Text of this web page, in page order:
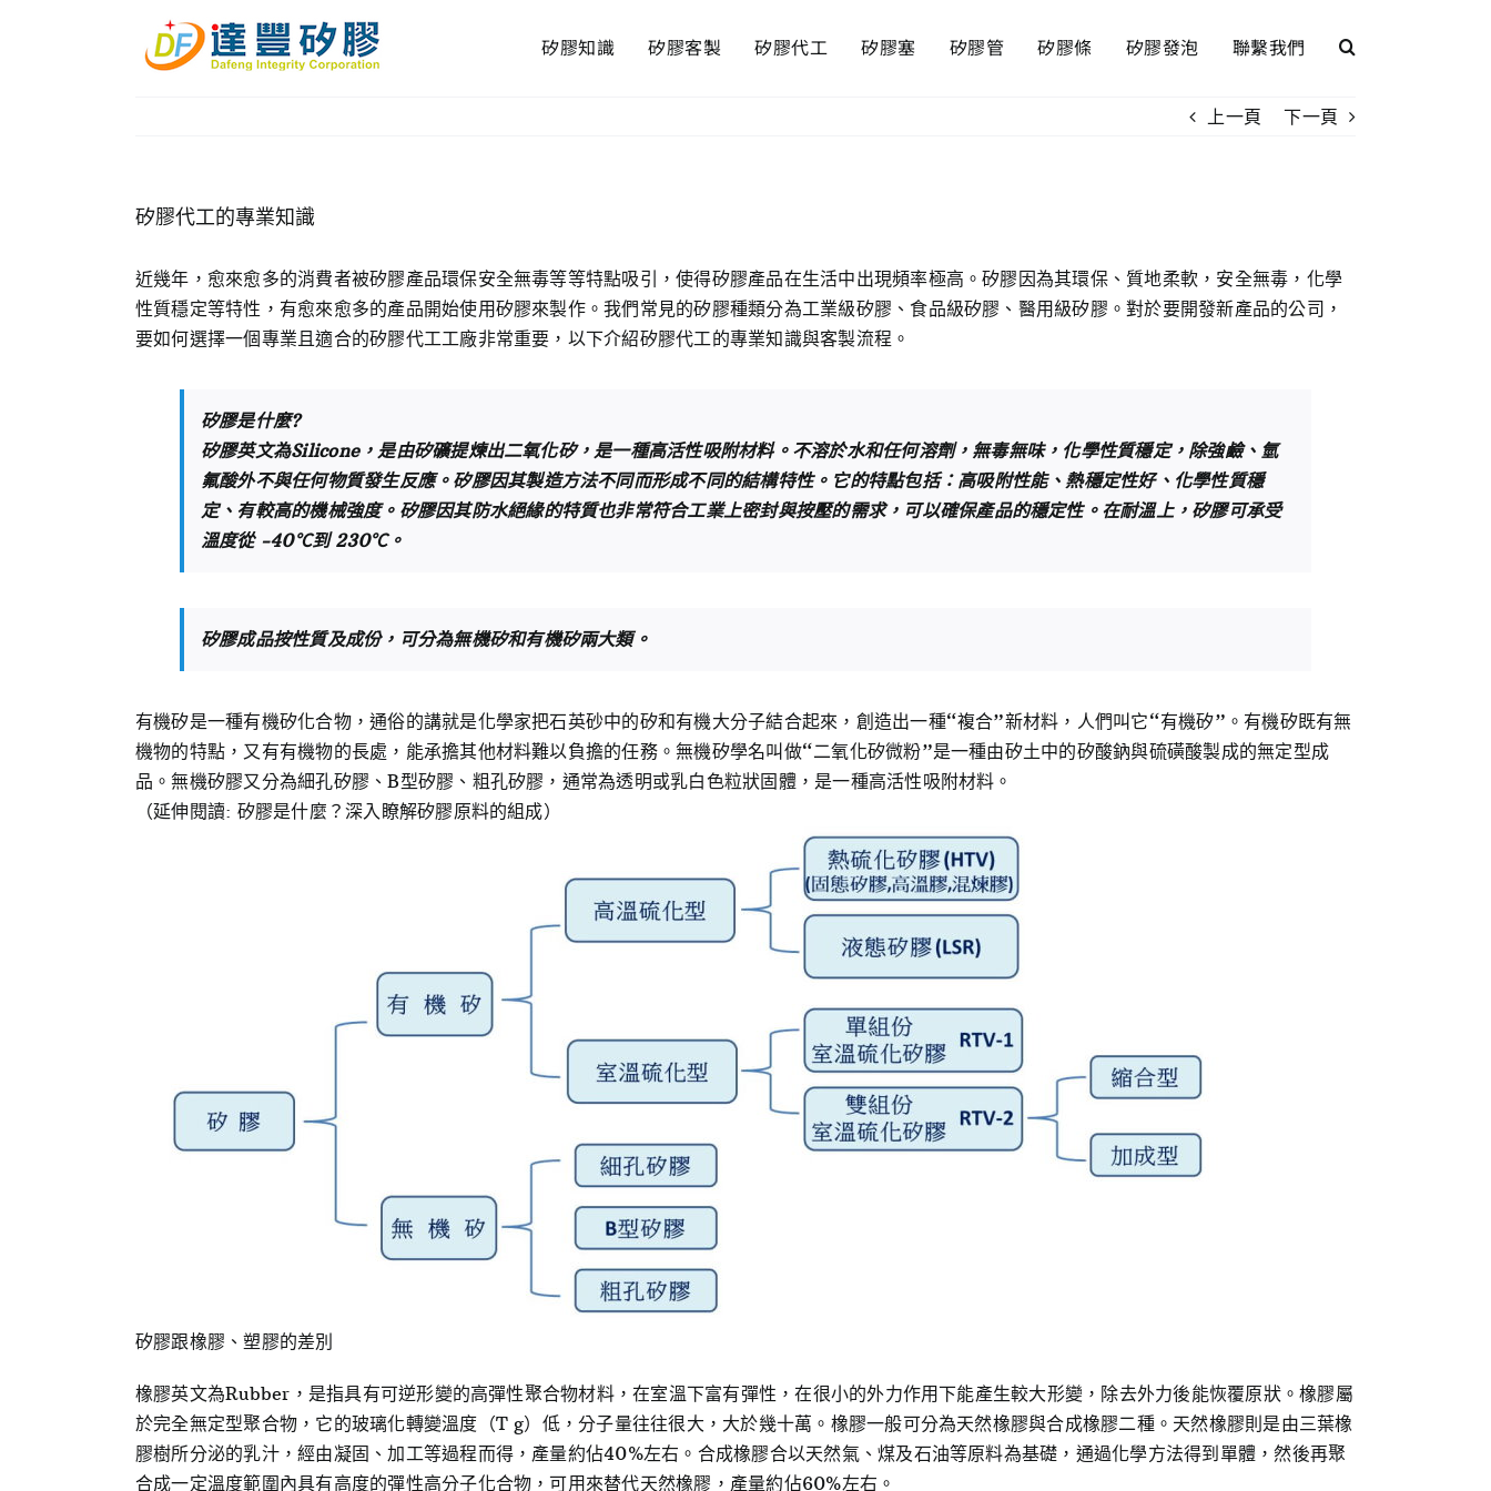
矽膠知識 矽膠客製 矽膠代工 矽膠塞 矽膠管 矽膠條 矽膠發泡 聯繫我們
上一頁 下一頁
矽膠代工的專業知識
近幾年，愈來愈多的消費者被矽膠產品環保安全無毒等等特點吸引，使得矽膠產品在生活中出現頻率極高。矽膠因為其環保、質地柔軟，安全無毒，化學
性質穩定等特性，有愈來愈多的產品開始使用矽膠來製作。我們常見的矽膠種類分為工業級矽膠、食品級矽膠、醫用級矽膠。對於要開發新產品的公司，
要如何選擇一個專業且適合的矽膠代工工廠非常重要，以下介紹矽膠代工的專業知識與客製流程。
矽膠是什麼?
矽膠英文為Silicone，是由矽礦提煉出二氧化矽，是一種高活性吸附材料。不溶於水和任何溶劑，無毒無味，化學性質穩定，除強鹼、氫
氟酸外不與任何物質發生反應。矽膠因其製造方法不同而形成不同的結構特性。它的特點包括：高吸附性能、熱穩定性好、化學性質穩
定、有較高的機械強度。矽膠因其防水絕緣的特質也非常符合工業上密封與按壓的需求，可以確保產品的穩定性。在耐溫上，矽膠可承受
溫度從 -40℃到 230℃。
矽膠成品按性質及成份，可分為無機矽和有機矽兩大類。
有機矽是一種有機矽化合物，通俗的講就是化學家把石英砂中的矽和有機大分子結合起來，創造出一種“複合”新材料，人們叫它“有機矽”。有機矽既有無
機物的特點，又有有機物的長處，能承擔其他材料難以負擔的任務。無機矽學名叫做“二氧化矽微粉”是一種由矽土中的矽酸鈉與硫磺酸製成的無定型成
品。無機矽膠又分為細孔矽膠、B型矽膠、粗孔矽膠，通常為透明或乳白色粒狀固體，是一種高活性吸附材料。
（延伸閱讀: 矽膠是什麼？深入瞭解矽膠原料的組成）
矽膠跟橡膠、塑膠的差別
橡膠英文為Rubber，是指具有可逆形變的高彈性聚合物材料，在室溫下富有彈性，在很小的外力作用下能產生較大形變，除去外力後能恢覆原狀。橡膠屬
於完全無定型聚合物，它的玻璃化轉變溫度（T g）低，分子量往往很大，大於幾十萬。橡膠一般可分為天然橡膠與合成橡膠二種。天然橡膠則是由三葉橡
膠樹所分泌的乳汁，經由凝固、加工等過程而得，產量約佔40%左右。合成橡膠合以天然氣、煤及石油等原料為基礎，通過化學方法得到單體，然後再聚
合成一定溫度範圍內具有高度的彈性高分子化合物，可用來替代天然橡膠，產量約佔60%左右。